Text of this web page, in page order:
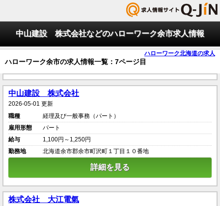
中山建設 株式会社などのハローワーク余市求人情報
ハローワーク北海道の求人
ハローワーク余市の求人情報一覧：7ページ目
中山建設 株式会社
2026-05-01 更新
職種
経理及び一般事務（パート）
雇用形態
パート
給与
1,100円～1,250円
勤務地
北海道余市郡余市町沢町１丁目１０番地
詳細を見る
株式会社 大江電氣